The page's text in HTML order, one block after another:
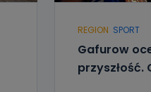
REGION SPORT
Gafurow
przyszłość.